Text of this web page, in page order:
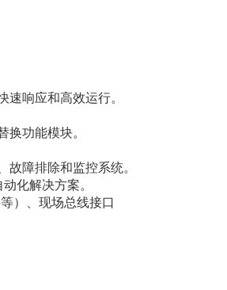
速响应和高效运行。
换功能模块。
故障排除和监控系统。
化解决方案。
）、现场总线接口